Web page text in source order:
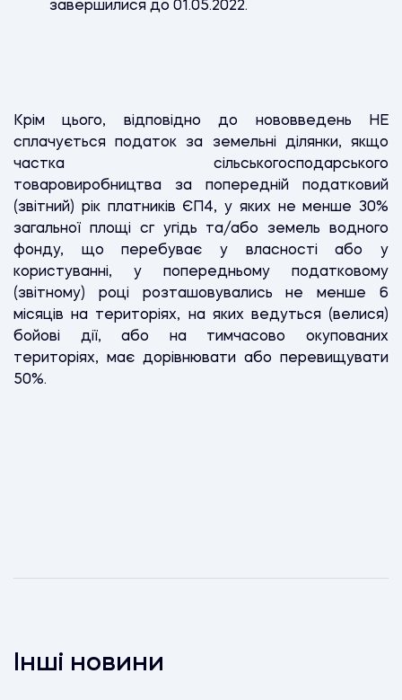
завершилися до 01.05.2022.
Крім цього, відповідно до нововведень НЕ
сплачується податок за земельні ділянки, якщо
частка сільськогосподарського
товаровиробництва за попередній податковий
(звітний) рік платників ЄП4, у яких не менше 30%
загальної площі сг угідь та/або земель водного
фонду, що перебуває у власності або у
користуванні, у попередньому податковому
(звітному) році розташовувались не менше 6
місяців на територіях, на яких ведуться (велися)
бойові дії, або на тимчасово окупованих
територіях, має дорівнювати або перевищувати
50%.
Інші новини